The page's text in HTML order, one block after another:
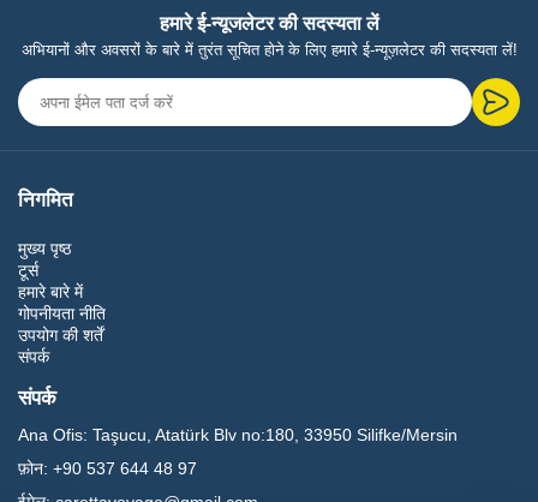
हमारे ई-न्यूजलेटर की सदस्यता लें
अभियानों और अवसरों के बारे में तुरंत सूचित होने के लिए हमारे ई-न्यूज़लेटर की सदस्यता लें!
निगमित
मुख्य पृष्ठ
टूर्स
हमारे बारे में
गोपनीयता नीति
उपयोग की शर्तें
संपर्क
संपर्क
Ana Ofis: Taşucu, Atatürk Blv no:180, 33950 Silifke/Mersin
फ़ोन: +90 537 644 48 97